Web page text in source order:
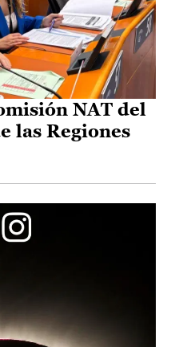
NAT del
las Regiones